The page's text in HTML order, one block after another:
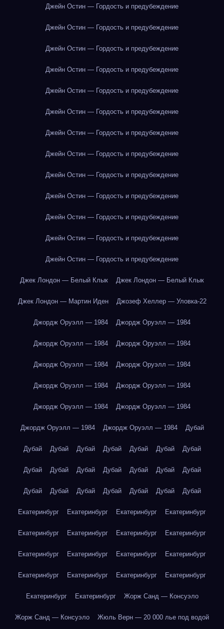
Джейн Остин — Гордость и предубеждение
Джейн Остин — Гордость и предубеждение
Джейн Остин — Гордость и предубеждение
Джейн Остин — Гордость и предубеждение
Джейн Остин — Гордость и предубеждение
Джейн Остин — Гордость и предубеждение
Джейн Остин — Гордость и предубеждение
Джейн Остин — Гордость и предубеждение
Джейн Остин — Гордость и предубеждение
Джейн Остин — Гордость и предубеждение
Джейн Остин — Гордость и предубеждение
Джейн Остин — Гордость и предубеждение
Джейн Остин — Гордость и предубеждение
Джек Лондон — Белый Клык Джек Лондон — Белый Клык
Джек Лондон — Мартин Иден Джозеф Хеллер — Уловка-22
Джордж Оруэлл — 1984 Джордж Оруэлл — 1984
Джордж Оруэлл — 1984 Джордж Оруэлл — 1984
Джордж Оруэлл — 1984 Джордж Оруэлл — 1984
Джордж Оруэлл — 1984 Джордж Оруэлл — 1984
Джордж Оруэлл — 1984 Джордж Оруэлл — 1984
Джордж Оруэлл — 1984 Джордж Оруэлл — 1984 Дубай
Дубай Дубай Дубай Дубай Дубай Дубай Дубай
Дубай Дубай Дубай Дубай Дубай Дубай Дубай
Дубай Дубай Дубай Дубай Дубай Дубай Дубай
Екатеринбург Екатеринбург Екатеринбург Екатеринбург
Екатеринбург Екатеринбург Екатеринбург Екатеринбург
Екатеринбург Екатеринбург Екатеринбург Екатеринбург
Екатеринбург Екатеринбург Екатеринбург Екатеринбург
Екатеринбург Екатеринбург Жорж Санд — Консуэло
Жорж Санд — Консуэло Жюль Верн — 20 000 лье под водой